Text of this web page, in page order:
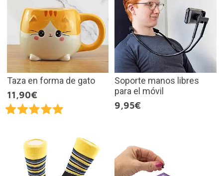
Taza en forma de gato
11,90€
Soporte manos libres
para el móvil
9,95€